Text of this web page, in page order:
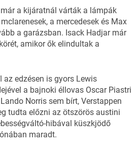
a kijáratnál várták a lámpák
a mercedesek és Max
a garázsban. Isack Hadjar már
amikor ők elindultak a
az edzésen is gyors Lewis
a bajnoki éllovas Oscar Piastri
Norris sem bírt, Verstappen
tudta előzni az ötszörös austini
hibával küszkjödő
maradt.